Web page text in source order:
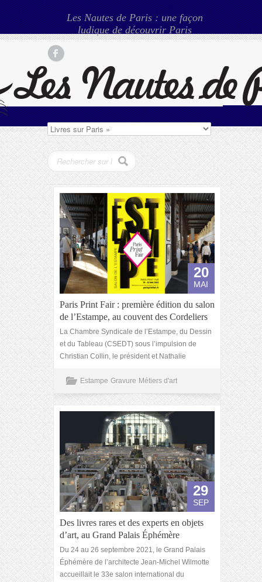
Les Nautes de Paris : une façon
ludique de découvrir Paris
20
MAI
Paris Print Fair : première édition du salon
de l’Estampe, au couvent des Cordeliers
La Chambre Syndicale de l’Estampe, du Dessin
et du Tableau (CSEDT) sous l’impulsion de
Christian Collin, le président et Nathalie
Estampe Gravure Métiers d'art
29
SEP
Des livres rares et des experts en objets
d’art, au Grand Palais Éphémère
Du 24 au 26 septembre 2021, le Grand Palais
Éphémère de l’architecte Jean-Michel Wilmotte
accueillait le 33e salon international du